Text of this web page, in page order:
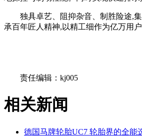
独具卓艺、阻抑杂音、制胜险途,
承百年匠人精神,以精工细作为亿万用
责任编辑：kj005
相关新闻
德国马牌轮胎UC7 轮胎界的全能